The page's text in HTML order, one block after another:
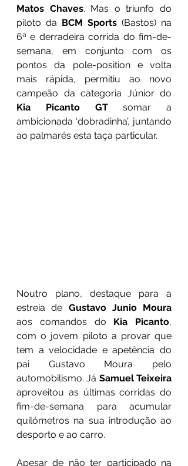
Matos Chaves. Mas o triunfo do
piloto da BCM Sports (Bastos) na
6ª e derradeira corrida do fim-de-
semana, em conjunto com os
pontos da pole-position e volta
mais rápida, permitiu ao novo
Kia Picanto GT somar a
ambicionada ‘dobradinha’, juntando
ao palmarés esta taça particular.
Noutro plano, destaque para a
estreia de Gustavo Junio Moura
aos comandos do Kia Picanto,
com o jovem piloto a provar que
tem a velocidade e apetência do
pai Gustavo Moura pelo
automobilismo. Já Samuel Teixeira
aproveitou as últimas corridas do
fim-de-semana para acumular
quilómetros na sua introdução ao
desporto e ao carro.